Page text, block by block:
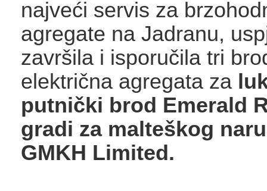
najveći servis za
agregate na Jadranu,
završila i isporučila tri
električna agregata za
putnički brod Emerald
gradi za malteškog
GMKH Limited.